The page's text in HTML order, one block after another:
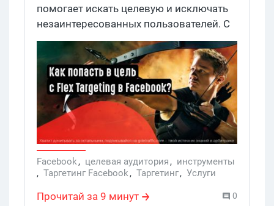
помогает искать целевую и исключать
незаинтересованных пользователей. С
его помощью снижается поток людей,
которые видят рекламу, до
потенциальных покупателей. Если его
проигнорировать, часть бюджета может
улететь впустую. В Facebook для гибкого
таргета есть специальный инструмент —
Flex Targeting. Сегодня мы подробно
разберем, как его грамотно настроить и
попасть точно в цель, чтобы привлечь
аудиторию и при этом сохранить
кровные.
Facebook, целевая аудитория, инструменты
, Таргетинг Facebook, Таргетинг, Услуги
Прочитай за 9 минут 0